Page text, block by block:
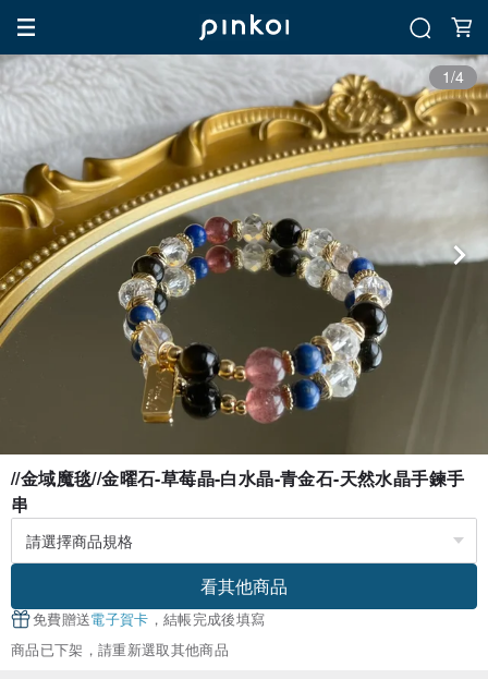
1/4
//金域魔毯//金曜石-草莓晶-白水晶-青金石-天然水晶手鍊手
串
看其他商品
免費贈送電子賀卡 ，結帳完成後填寫
商品已下架，請重新選取其他商品